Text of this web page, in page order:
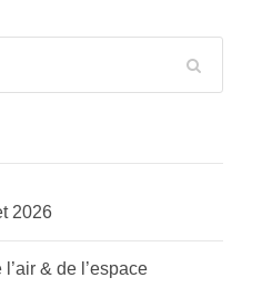
2026
& de l’espace